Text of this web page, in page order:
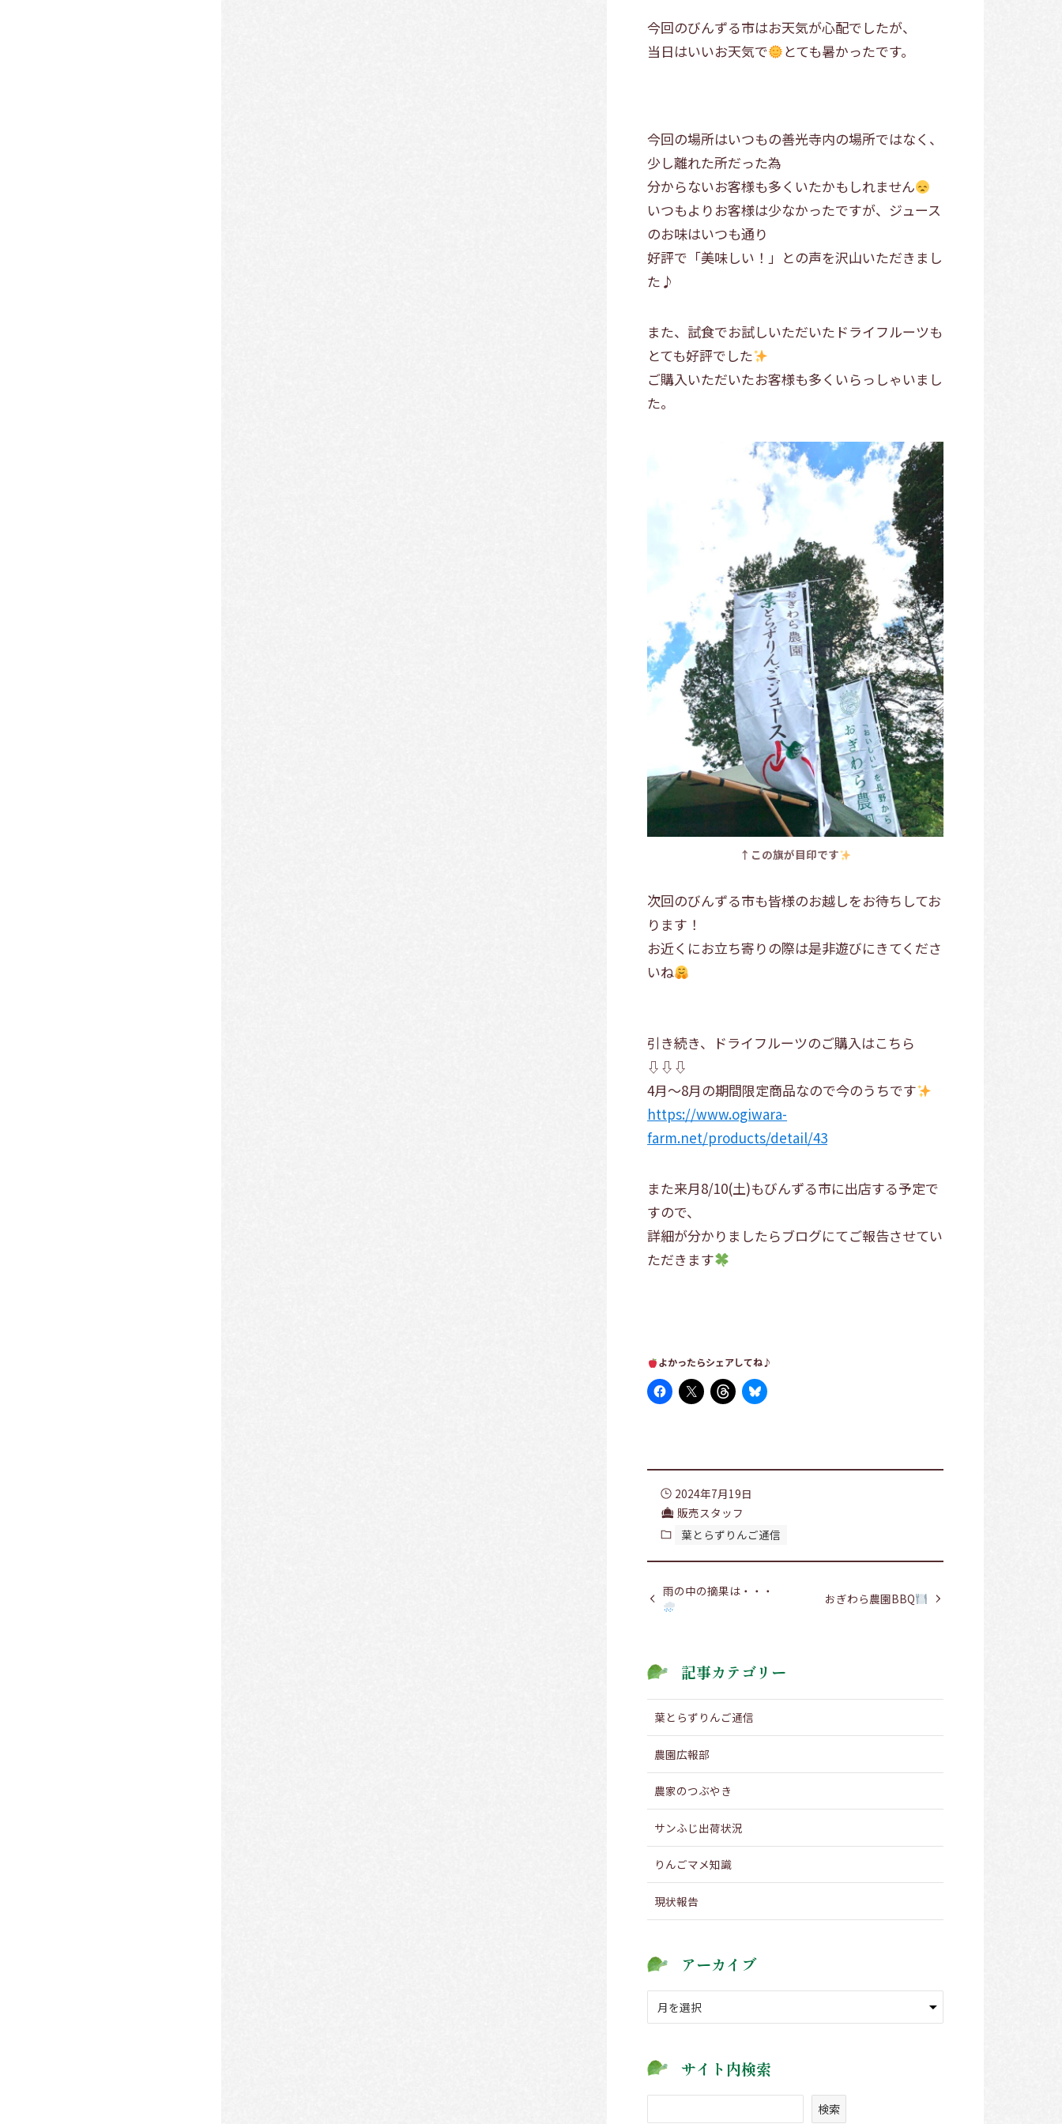
今回のびんずる市はお天気が心配でしたが、
当日はいいお天気で
とても暑かったです。
今回の場所はいつもの善光寺内の場所ではなく、
少し離れた所だった為
分からないお客様も多くいたかもしれません
いつもよりお客様は少なかったですが、ジュース
のお味はいつも通り
好評で「美味しい！」との声を沢山いただきまし
た♪
また、試食でお試しいただいたドライフルーツも
とても好評でした
ご購入いただいたお客様も多くいらっしゃいまし
た。
↑この旗が目印です
次回のびんずる市も皆様のお越しをお待ちしてお
ります！
お近くにお立ち寄りの際は是非遊びにきてくださ
いね
引き続き、ドライフルーツのご購入はこちら
⇩⇩⇩
4月～8月の期間限定商品なので今のうちです
https://www.ogiwara-
farm.net/products/detail/43
また来月8/10(土)もびんずる市に出店する予定で
すので、
詳細が分かりましたらブログにてご報告させてい
ただきます
よかったらシェアしてね♪
2024年7月19日
販売スタッフ
葉とらずりんご通信
雨の中の摘果は・・・ おぎわら農園BBQ
記事カテゴリー
葉とらずりんご通信
農園広報部
農家のつぶやき
サンふじ出荷状況
りんごマメ知識
現状報告
アーカイブ
イ
ブ
サイト内検索
検索